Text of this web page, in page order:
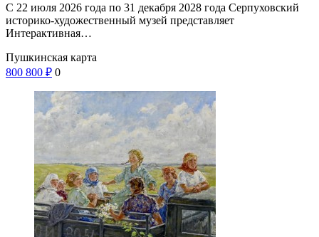
С 22 июля 2026 года по 31 декабря 2028 года Серпуховский
историко-художественный музей представляет
Интерактивная…
Пушкинская карта
800 800 ₽ 0